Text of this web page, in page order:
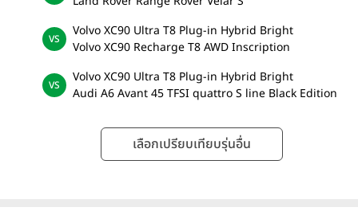
Volvo XC90 Ultra T8 Plug-in Hybrid Bright
Volvo XC90 Recharge T8 AWD Inscription
Volvo XC90 Ultra T8 Plug-in Hybrid Bright
Audi A6 Avant 45 TFSI quattro S line Black Edition
เลือกเปรียบเทียบรุ่นอื่น